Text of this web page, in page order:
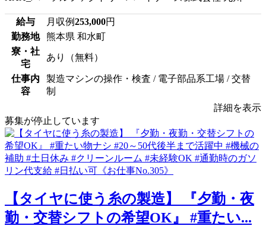
給与 月収例253,000円
勤務地
熊本県 和水町
寮・社
宅
あり（無料）
仕事内
容
製造マシンの操作・検査 / 電子部品系工場 / 交替
制
詳細を表示
募集が停止しています
【タイヤに使う糸の製造】 『夕勤・夜
勤・交替シフトの希望OK』 #重たい...